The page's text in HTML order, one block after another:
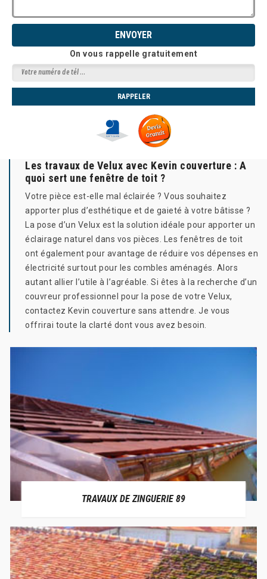
On vous rappelle gratuitement
Les travaux de Velux avec Kevin couverture : A
quoi sert une fenêtre de toit ?
Votre pièce est-elle mal éclairée ? Vous souhaitez
apporter plus d’esthétique et de gaieté à votre bâtisse ?
La pose d’un Velux est la solution idéale pour apporter un
éclairage naturel dans vos pièces. Les fenêtres de toit
ont également pour avantage de réduire vos dépenses en
électricité surtout pour les combles aménagés. Alors
autant allier l’utile à l’agréable. Si êtes à la recherche d’un
couvreur professionnel pour la pose de votre Velux,
contactez Kevin couverture sans attendre. Je vous
offrirai toute la clarté dont vous avez besoin.
TRAVAUX DE ZINGUERIE 89